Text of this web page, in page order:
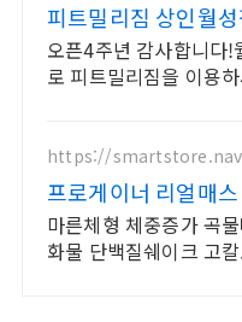
피트밀리짐 상인월성
월 최대 2.8만
오픈4주년 감사합니다!
로 피트밀리짐을 이용
https://
프로게이너 리얼매스
+근육 벌크업 보충식
마른체형 체중증가 곡
화물 단백질쉐이크 고